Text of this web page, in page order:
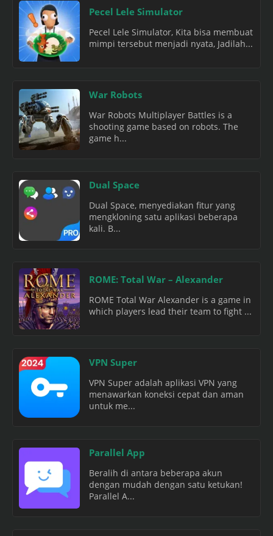
Pecel Lele Simulator
Pecel Lele Simulator, Kita bisa membuat
mimpi tersebut menjadi nyata, Jadilah...
War Robots
War Robots Multiplayer Battles is a
shooting game based on robots. The
game h...
Dual Space
Dual Space, menyediakan fitur yang
mengkloning satu aplikasi beberapa
kali. B...
ROME: Total War – Alexander
ROME Total War Alexander is a game in
which players lead their team to fight ...
VPN Super
VPN Super adalah aplikasi VPN yang
menawarkan koneksi cepat dan aman
untuk me...
Parallel App
Beralih di antara beberapa akun
dengan mudah dengan satu ketukan!
Parallel A...